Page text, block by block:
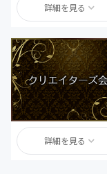
詳細を見る
詳細を見る